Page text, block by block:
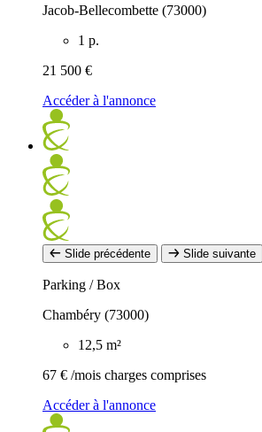
Jacob-Bellecombette (73000)
1 p.
21 500 €
Accéder à l'annonce
Slide précédente Slide suivante
Parking / Box
Chambéry (73000)
12,5 m²
67 € /mois charges comprises
Accéder à l'annonce